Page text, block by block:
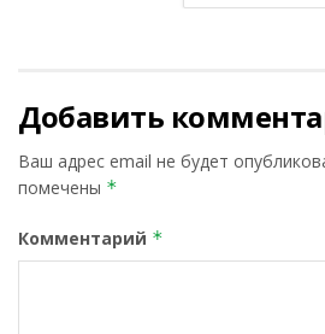
Добавить
Ваш адрес email не будет
помечены *
Комментарий *